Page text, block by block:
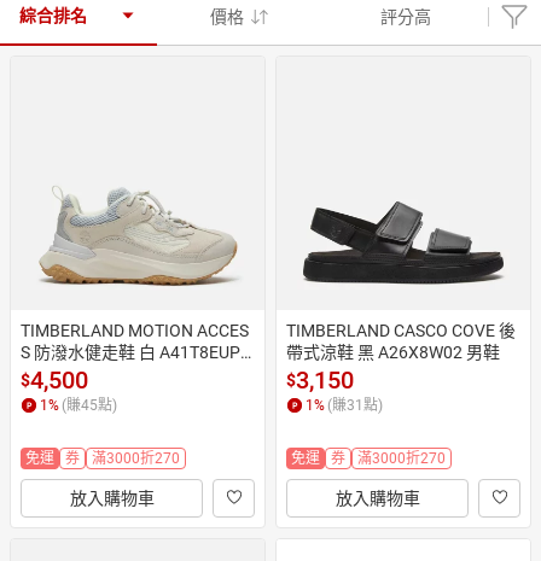
居家生活 3C家電 親子玩具
日本購物 電子/紙本書
HOT
綜合排名 價格 評分高
TIMBERLAND MOTION ACCES
S 防潑水健走鞋 白 A41T8EUP
女鞋
$4,500
1 % (賺45點)
免運 券 滿3000折270
放入購物車
TIMBERLAND CASCO COVE 後
帶式涼鞋 黑 A26X8W02 男鞋
$3,150
1 % (賺31 點)
免運 券 滿3000折270
放入購物車